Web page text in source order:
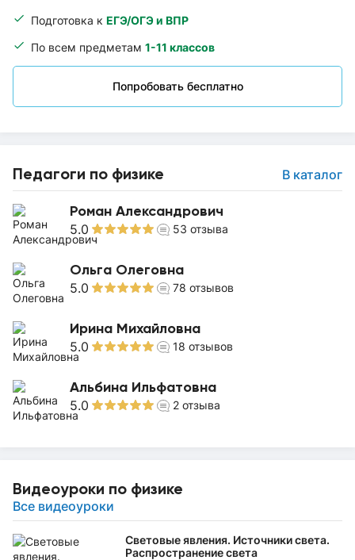
Подготовка к ЕГЭ/ОГЭ и ВПР
По всем предметам 1-11 классов
Попробовать бесплатно
Педагоги по физике В каталог
Роман Александрович
5.0 53 отзыва
Ольга Олеговна
5.0 78 отзывов
Ирина Михайловна
5.0 18 отзывов
Альбина Ильфатовна
5.0 2 отзыва
Видеоуроки по физике
Все видеоуроки
Световые явления. Источники света.
Распространение света